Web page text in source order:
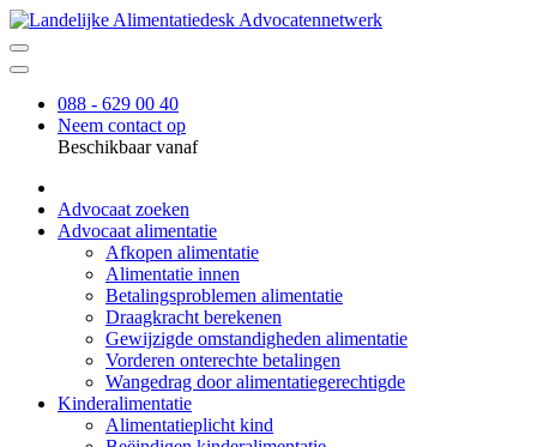
088 - 629 00 40
Neem contact op
Beschikbaar vanaf
Advocaat zoeken
Advocaat alimentatie
Afkopen alimentatie
Alimentatie innen
Betalingsproblemen alimentatie
Draagkracht berekenen
Gewijzigde omstandigheden alimentatie
Vorderen onterechte betalingen
Wangedrag door alimentatiegerechtigde
Kinderalimentatie
Alimentatieplicht kind